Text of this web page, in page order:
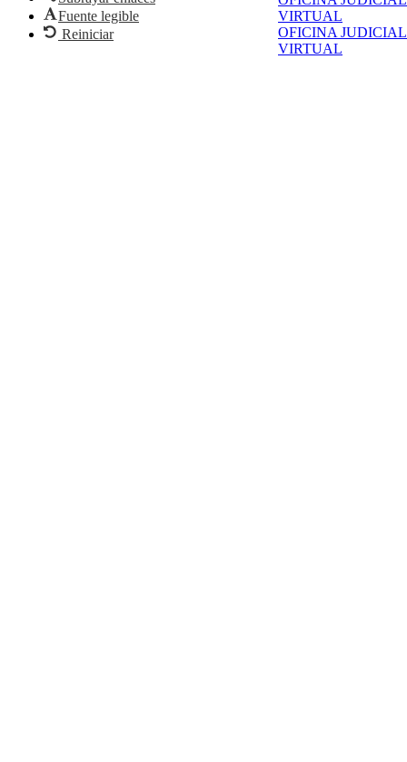
VIRTUAL
OFICINA JUDICIAL
VIRTUAL
Fuente legible
Reiniciar